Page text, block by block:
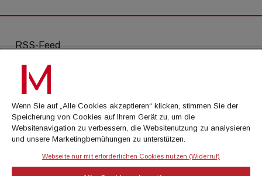
RSS-Feed
AGB
Datenschutz
Kontakt
Impressum
Wenn Sie auf „Alle Cookies akzeptieren“ klicken, stimmen Sie der
Speicherung von Cookies auf Ihrem Gerät zu, um die
Websitenavigation zu verbessern, die Websitenutzung zu analysieren
und unsere Marketingbemühungen zu unterstützen.
Webseite nur mit erforderlichen Cookies nutzen (Widerruf)